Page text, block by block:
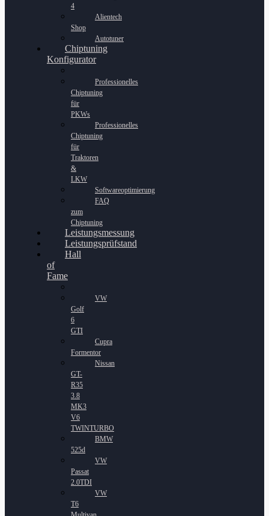
4
Alientech
Shop
Autotuner
Chiptuning
Konfigurator
Professionelles
Chiptuning
für
PKWs
Professionelles
Chiptuning
für
Traktoren
&
LKW
Softwareoptimierung
FAQ
zum
Chiptuning
Leistungsmessung
Leistungsprüfstand
Hall
of
Fame
VW
Golf
6
GTI
Cupra
Formentor
Nissan
GT-
R35
3.8
MK3
V6
TWINTURBO
BMW
525d
VW
Passat
2.0TDI
VW
T6